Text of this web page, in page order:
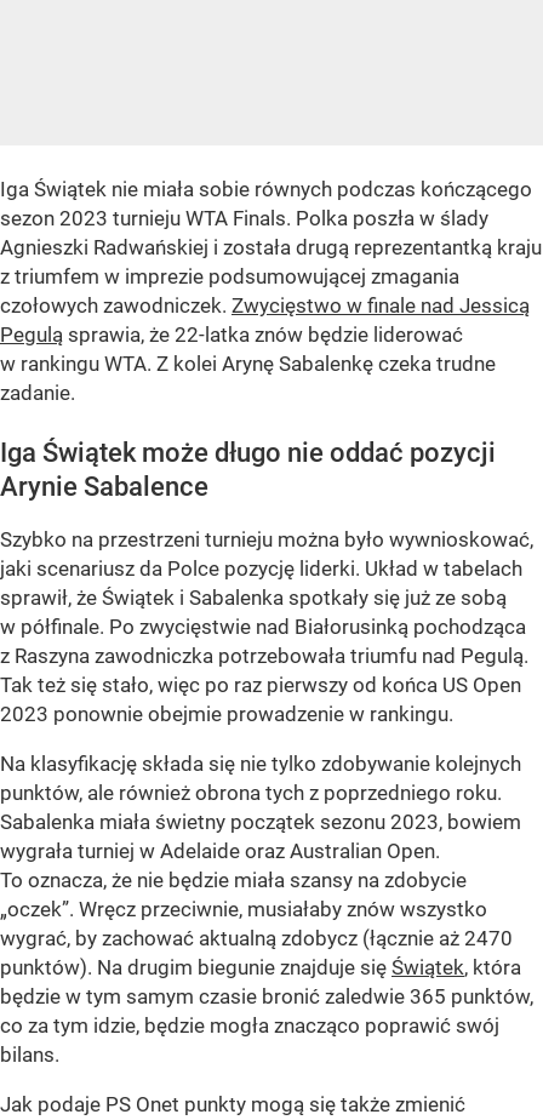
Iga Świątek nie miała sobie równych podczas kończącego
sezon 2023 turnieju WTA Finals. Polka poszła w ślady
Agnieszki Radwańskiej i została drugą reprezentantką kraju
z triumfem w imprezie podsumowującej zmagania
czołowych zawodniczek. Zwycięstwo w finale nad Jessicą
Pegulą sprawia, że 22-latka znów będzie liderować
w rankingu WTA. Z kolei Arynę Sabalenkę czeka trudne
zadanie.
Iga Świątek może długo nie oddać pozycji
Arynie Sabalence
Szybko na przestrzeni turnieju można było wywnioskować,
jaki scenariusz da Polce pozycję liderki. Układ w tabelach
sprawił, że Świątek i Sabalenka spotkały się już ze sobą
w półfinale. Po zwycięstwie nad Białorusinką pochodząca
z Raszyna zawodniczka potrzebowała triumfu nad Pegulą.
Tak też się stało, więc po raz pierwszy od końca US Open
2023 ponownie obejmie prowadzenie w rankingu.
Na klasyfikację składa się nie tylko zdobywanie kolejnych
punktów, ale również obrona tych z poprzedniego roku.
Sabalenka miała świetny początek sezonu 2023, bowiem
wygrała turniej w Adelaide oraz Australian Open.
To oznacza, że nie będzie miała szansy na zdobycie
„oczek”. Wręcz przeciwnie, musiałaby znów wszystko
wygrać, by zachować aktualną zdobycz (łącznie aż 2470
punktów). Na drugim biegunie znajduje się Świątek, która
będzie w tym samym czasie bronić zaledwie 365 punktów,
co za tym idzie, będzie mogła znacząco poprawić swój
bilans.
Jak podaje PS Onet punkty mogą się także zmienić